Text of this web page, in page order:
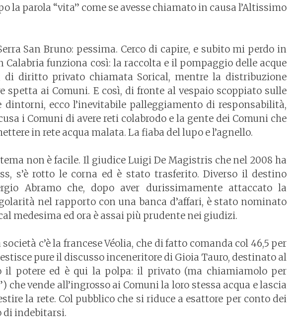
la parola “vita” come se avesse chiamato in causa l’Altissimo
San Bruno: pessima. Cerco di capire, e subito mi perdo in
Calabria funziona così: la raccolta e il pompaggio delle acque
di diritto privato chiamata Sorical, mentre la distribuzione
spetta ai Comuni. E così, di fronte al vespaio scoppiato sulle
dintorni, ecco l’inevitabile palleggiamento di responsabilità,
i Comuni di avere reti colabrodo e la gente dei Comuni che
in rete acqua malata. La fiaba del lupo e l’agnello.
non è facile. Il giudice Luigi De Magistris che nel 2008 ha
s’è rotto le corna ed è stato trasferito. Diverso il destino
Abramo che, dopo aver durissimamente attaccato la
nel rapporto con una banca d’affari, è stato nominato
medesima ed ora è assai più prudente nei giudizi.
c’è la francese Véolia, che di fatto comanda col 46,5 per
pure il discusso inceneritore di Gioia Tauro, destinato al
il potere ed è qui la polpa: il privato (ma chiamiamolo per
che vende all’ingrosso ai Comuni la loro stessa acqua e lascia
la rete. Col pubblico che si riduce a esattore per conto dei
di indebitarsi.